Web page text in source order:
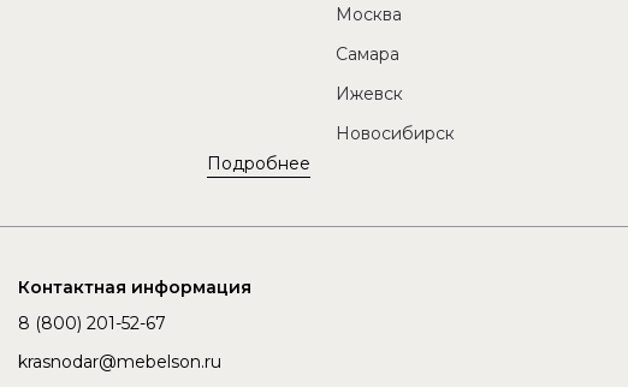
Подробнее
Москва
Самара
Ижевск
Новосибирск
Контактная информация
8 (800) 201-52-67
krasnodar@mebelson.ru